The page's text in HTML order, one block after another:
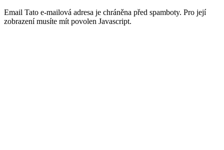
Email Tato e-mailová adresa je chráněna před spamboty. Pro její
zobrazení musíte mít povolen Javascript.